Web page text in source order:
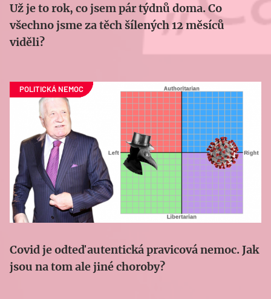
Už je to rok, co jsem pár týdnů doma. Co
všechno jsme za těch šílených 12 měsíců
viděli?
Covid je odteď autentická pravicová nemoc. Jak
jsou na tom ale jiné choroby?